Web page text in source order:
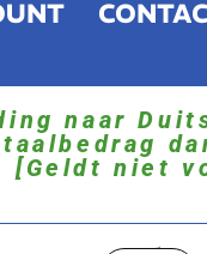
naar
[Geldt niet